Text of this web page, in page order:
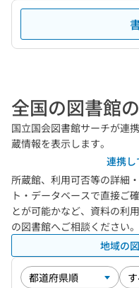
全国の図書館
国立国会図書館サーチが連
蔵情報を表示します。
連携
所蔵館、利用可否等の詳細
ト・データベースで直接ご
とが可能かなど、資料の利
の図書館へご相談ください
地域の